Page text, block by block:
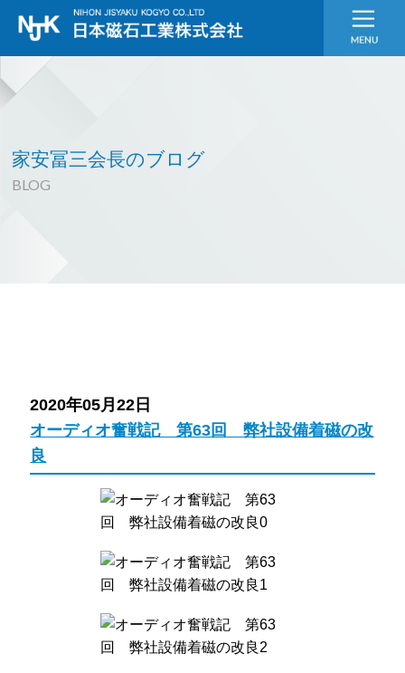
家安冨三会長のブログ
BLOG
2020年05月22日
オーディオ奮戦記 第63回 弊社設備着磁の改
良